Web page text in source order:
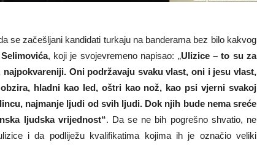
se začešljani kandidati turkaju na banderama bez bilo kakvog
, koji je svojevremeno napisao: „Ulizice – to su za
Oni podržavaju svaku vlast, oni i jesu vlast,
hladni kao led, oštri kao nož, kao psi vjerni svakoj
najmanje ljudi od svih ljudi. Dok njih bude nema sreće
ljudska vrijednost“. Da se ne bih pogrešno shvatio, ne
i da podliježu kvalifikatima kojima ih je označio veliki